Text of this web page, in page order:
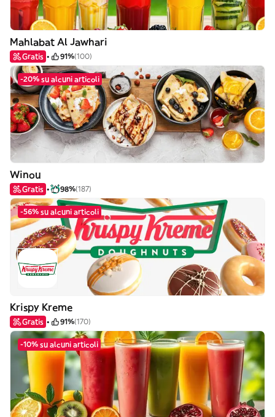
Mahlabat Al Jawhari
Gratis 91%(100)
-20% su alcuni articoli
Winou
Gratis 98%(187)
-56% su alcuni articoli
Krispy Kreme
Gratis 91%(170)
-10% su alcuni articoli